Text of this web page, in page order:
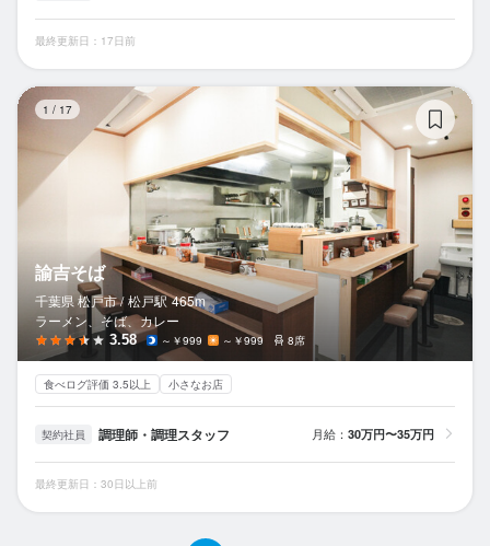
最終更新日：17日前
1 / 17
諭吉そば
千葉県 松戸市 / 松戸駅 465m
ラーメン、そば、カレー
3.58 ～￥999 ～￥999 8席
食べログ評価 3.5以上 小さなお店
契約社員 調理師・調理スタッフ 月給： 30万円〜35万円
最終更新日：30日以上前